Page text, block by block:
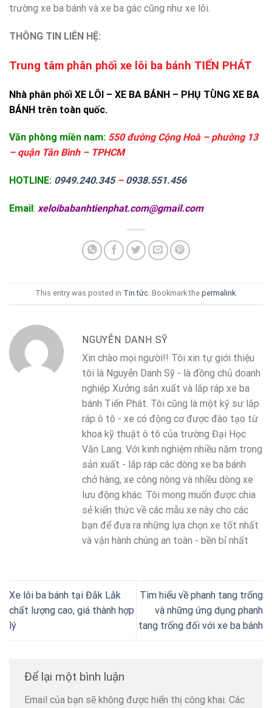
trường xe ba bánh và xe ba gác cũng như xe lôi.
THÔNG TIN LIÊN HỆ:
Trung tâm phân phối xe lôi ba bánh TIẾN PHÁT
Nhà phân phối XE LÔI – XE BA BÁNH – PHỤ TÙNG XE BA
BÁNH trên toàn quốc.
Văn phòng miền nam: 550 đường Cộng Hoà – phường 13
– quận Tân Bình – TPHCM
HOTLINE: 0949.240.345– 0938.551.456
Email: xeloibabanhtienphat.com@gmail.com
This entry was posted in Tin tức. Bookmark the permalink.
NGUYỄN DANH SỸ
Xin chào mọi người!! Tôi xin tự giới thiệu
tôi là Nguyễn Danh Sỹ - là đồng chủ doanh
nghiệp Xưởng sản xuất và lắp ráp xe ba
bánh Tiến Phát. Tôi cũng là một kỹ sư lắp
ráp ô tô - xe có động cơ được đào tạo từ
khoa kỹ thuật ô tô của trường Đại Học
Văn Lang. Với kinh nghiệm nhiều năm trong
sản xuất - lắp ráp các dòng xe ba bánh
chở hàng, xe công nông và nhiều dòng xe
lưu động khác. Tôi mong muốn được chia
sẻ kiến thức về các mẫu xe này cho các
bạn để đưa ra những lựa chọn xe tốt nhất
và vận hành chúng an toàn - bền bỉ nhất
Xe lôi ba bánh tại Đắk Lắk
chất lượng cao, giá thành hợp
lý
Tìm hiểu về phanh tang trống
và những ứng dụng phanh
tang trống đối với xe ba bánh
Để lại một bình luận
Email của bạn sẽ không được hiển thị công khai. Các